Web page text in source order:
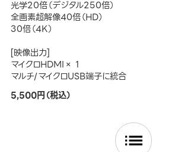
光学20倍（デジタル250倍）
全画素超解像40倍（HD）
30倍（4K）
[映像出力]
マイクロHDMI× 1
マルチ/マイクロUSB端子に統合
5,500円（税込）